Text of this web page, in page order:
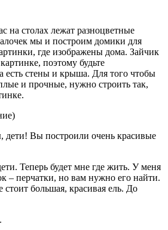
на столах лежат разноцветные
мы и построим домики для
где изображены дома. Зайчик
поэтому будьте
есть стены и крыша. Для того чтобы
и прочные, нужно строить так,
дети! Вы построили очень красивые
Теперь будет мне где жить. У меня
– перчатки, но вам нужно его найти.
большая, красивая ель. До